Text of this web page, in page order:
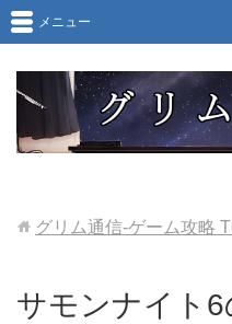
メニュー
グリム通信-ゲーム攻略
サモンナイト